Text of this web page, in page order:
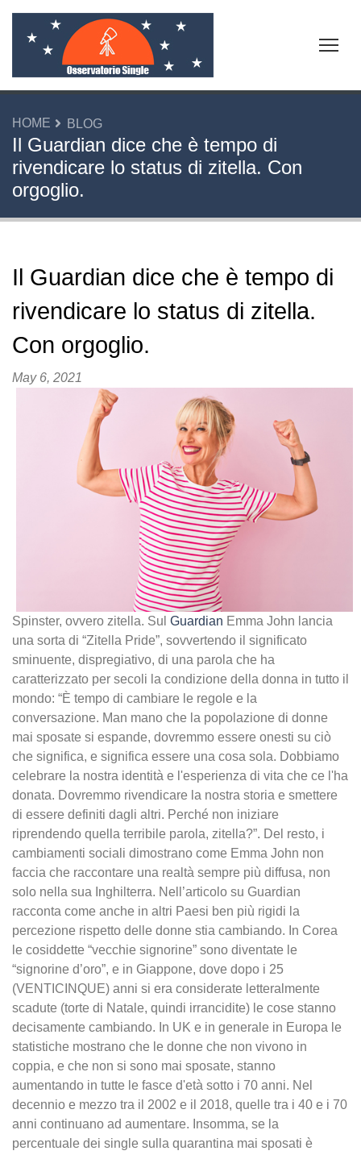
HOME BLOG
Il Guardian dice che è tempo di
rivendicare lo status di zitella. Con
orgoglio.
Il Guardian dice che è tempo di
rivendicare lo status di zitella.
Con orgoglio.
May 6, 2021
Spinster, ovvero zitella. Sul Guardian Emma John lancia
una sorta di “Zitella Pride”, sovvertendo il significato
sminuente, dispregiativo, di una parola che ha
caratterizzato per secoli la condizione della donna in tutto il
mondo: “È tempo di cambiare le regole e la
conversazione. Man mano che la popolazione di donne
mai sposate si espande, dovremmo essere onesti su ciò
che significa, e significa essere una cosa sola. Dobbiamo
celebrare la nostra identità e l'esperienza di vita che ce l'ha
donata. Dovremmo rivendicare la nostra storia e smettere
di essere definiti dagli altri. Perché non iniziare
riprendendo quella terribile parola, zitella?”. Del resto, i
cambiamenti sociali dimostrano come Emma John non
faccia che raccontare una realtà sempre più diffusa, non
solo nella sua Inghilterra. Nell’articolo su Guardian
racconta come anche in altri Paesi ben più rigidi la
percezione rispetto delle donne stia cambiando. In Corea
le cosiddette “vecchie signorine” sono diventate le
“signorine d’oro”, e in Giappone, dove dopo i 25
(VENTICINQUE) anni si era considerate letteralmente
scadute (torte di Natale, quindi irrancidite) le cose stanno
decisamente cambiando. In UK e in generale in Europa le
statistiche mostrano che le donne che non vivono in
coppia, e che non si sono mai sposate, stanno
aumentando in tutte le fasce d'età sotto i 70 anni. Nel
decennio e mezzo tra il 2002 e il 2018, quelle tra i 40 e i 70
anni continuano ad aumentare. Insomma, se la
percentuale dei single sulla quarantina mai sposati è